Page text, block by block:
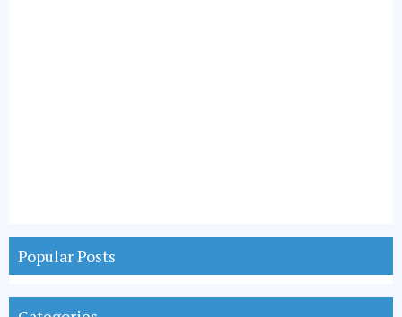
Popular Posts